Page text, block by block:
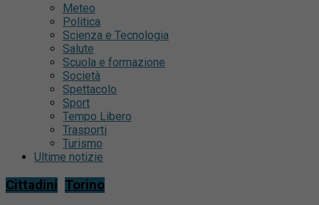
Meteo
Politica
Scienza e Tecnologia
Salute
Scuola e formazione
Società
Spettacolo
Sport
Tempo Libero
Trasporti
Turismo
Ultime notizie
Cittadini Torino